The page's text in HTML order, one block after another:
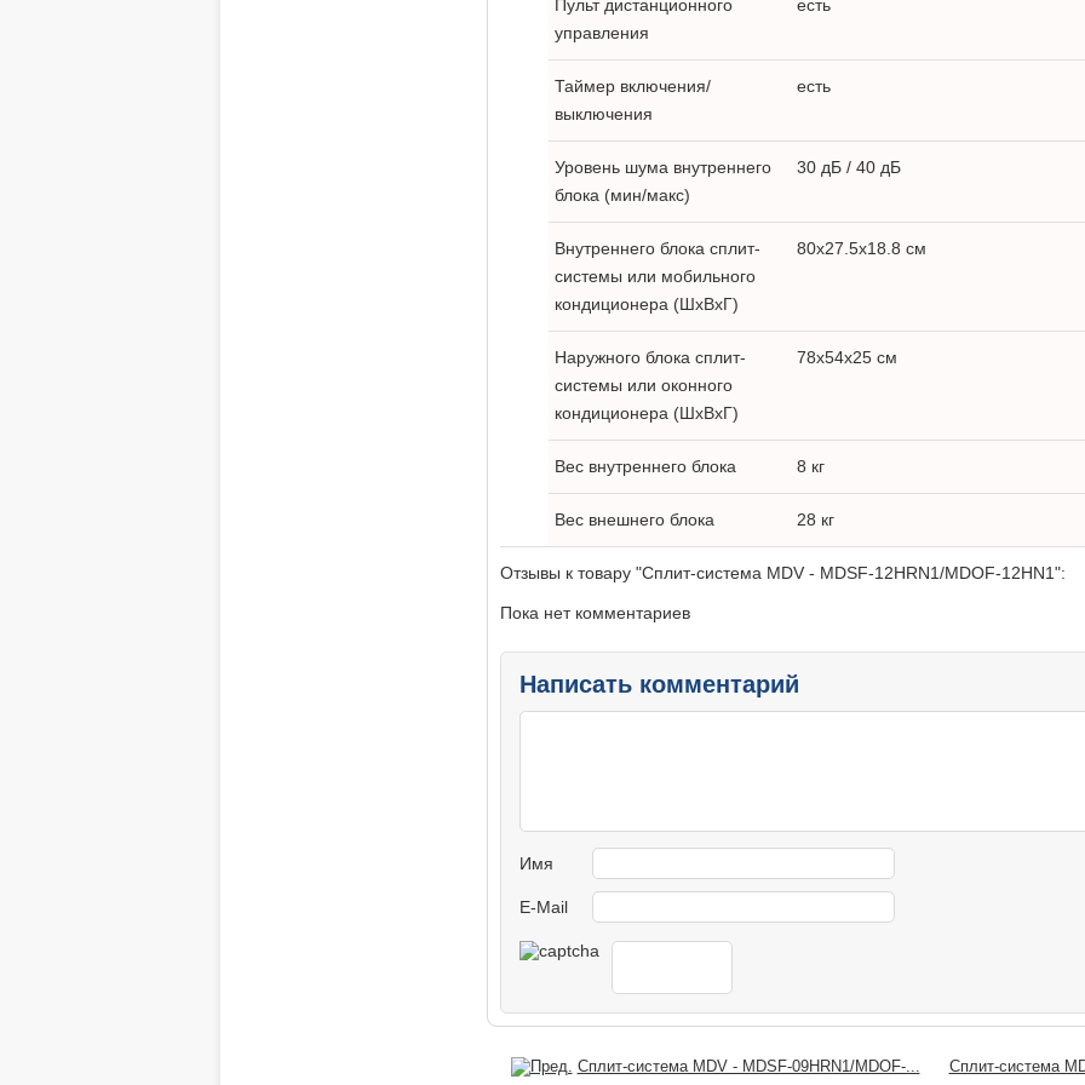
Пульт дистанционного
управления
есть
Таймер включения/
выключения
есть
Уровень шума внутреннего
блока (мин/макс)
30 дБ / 40 дБ
Внутреннего блока сплит-
системы или мобильного
кондиционера (ШxВxГ)
80x27.5x18.8 см
Наружного блока сплит-
системы или оконного
кондиционера (ШxВxГ)
78x54x25 см
Вес внутреннего блока 8 кг
Вес внешнего блока 28 кг
Отзывы к товару "Сплит-система MDV - MDSF-12HRN1/MDOF-12HN1":
Пока нет комментариев
Написать комментарий
Имя
E-Mail
Сплит-система MDV - MDSF-09HRN1/MDOF-... Сплит-система